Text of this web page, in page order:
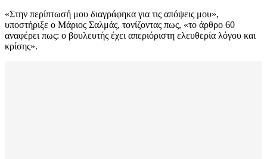
«Στην περίπτωσή μου διαγράφηκα για τις απόψεις μου»,
υποστήριξε ο Μάριος Σαλμάς, τονίζοντας πως, «το άρθρο 60
αναφέρει πως: ο βουλευτής έχει απεριόριστη ελευθερία λόγου και
κρίσης».